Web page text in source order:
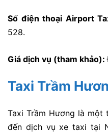
Số điện thoại Airport
528.
Giá dịch vụ (tham khảo):
Taxi Trầm
Taxi Trầm Hương là
đến dịch vụ xe taxi tại